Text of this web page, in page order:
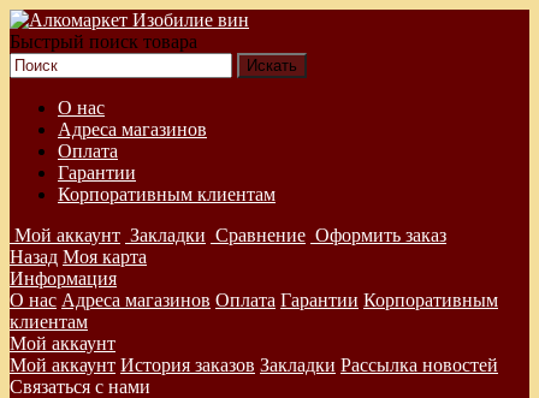
Быстрый поиск товара
О нас
Адреса магазинов
Оплата
Гарантии
Корпоративным клиентам
Мой аккаунт Закладки Сравнение Оформить заказ
Назад Моя карта
Информация
О нас Адреса магазинов Оплата Гарантии Корпоративным
клиентам
Мой аккаунт
Мой аккаунт История заказов Закладки Рассылка новостей
Связаться с нами